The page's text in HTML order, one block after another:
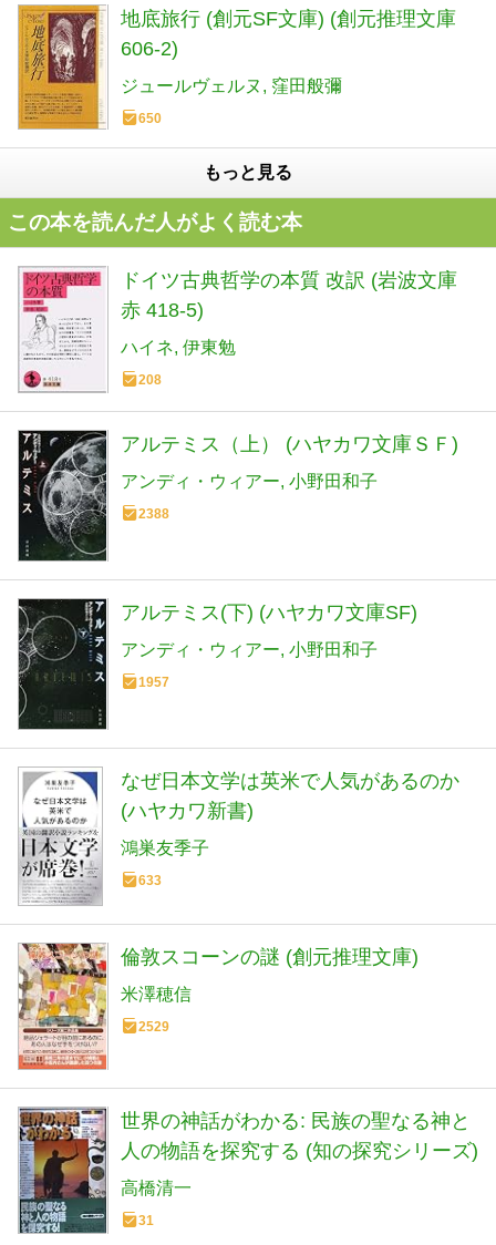
地底旅行 (創元SF文庫) (創元推理文庫
606-2)
ジュールヴェルヌ 窪田般彌
650
もっと見る
この本を読んだ人がよく読む本
ドイツ古典哲学の本質 改訳 (岩波文庫
赤 418-5)
ハイネ 伊東勉
208
アルテミス（上） (ハヤカワ文庫ＳＦ)
アンディ・ウィアー 小野田和子
2388
アルテミス(下) (ハヤカワ文庫SF)
アンディ・ウィアー 小野田和子
1957
なぜ日本文学は英米で人気があるのか
(ハヤカワ新書)
鴻巣友季子
633
倫敦スコーンの謎 (創元推理文庫)
米澤穂信
2529
世界の神話がわかる: 民族の聖なる神と
人の物語を探究する (知の探究シリーズ)
高橋清一
31